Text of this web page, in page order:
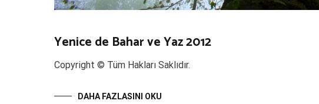
Yenice de Bahar ve Yaz 2012
Copyright © Tüm Hakları Saklıdır.
DAHA FAZLASINI OKU